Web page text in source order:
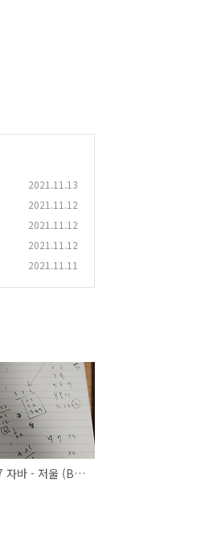
2021.11.13
2021.11.12
2021.11.12
2021.11.12
2021.11.11
백준 2437 자바 - 저울 (BOJ 2437 JAVA)